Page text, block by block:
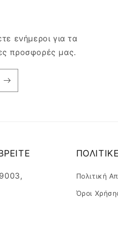
ενήμεροι για τα
προσφορές μας.
Πολιτική
Όροι